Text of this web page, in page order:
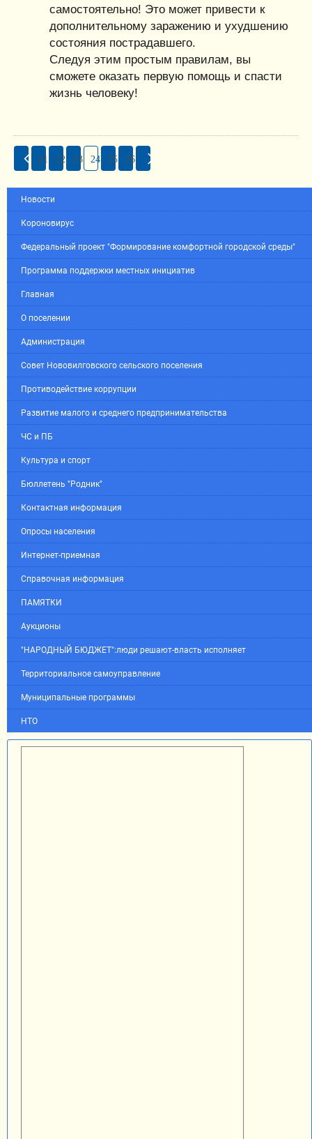
самостоятельно! Это может привести к
дополнительному заражению и ухудшению
состояния пострадавшего.
Следуя этим простым правилам, вы
сможете оказать первую помощь и спасти
жизнь человеку!
21 22 23 24 25 26
Новости
Короновирус
Федеральный проект "Формирование комфортной городской среды"
Программа поддержки местных инициатив
Главная
О поселении
Администрация
Совет Нововилговского сельского поселения
Противодействие коррупции
Развитие малого и среднего предпринимательства
ЧС и ПБ
Культура и спорт
Бюллетень "Родник"
Контактная информация
Опросы населения
Интернет-приемная
Справочная информация
ПАМЯТКИ
Аукционы
"НАРОДНЫЙ БЮДЖЕТ":люди решают-власть исполняет
Территориальное самоуправление
Муниципальные программы
НТО